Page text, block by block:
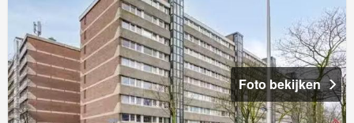
Foto bekijken